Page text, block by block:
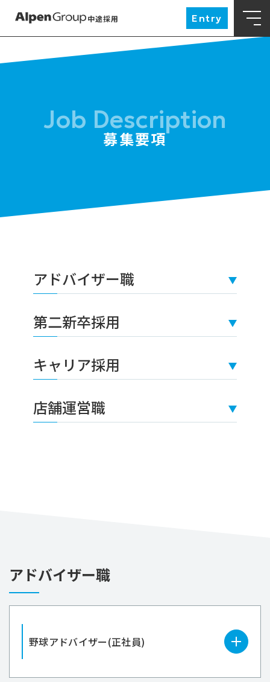
中途採用 Entry
募集要項
アドバイザー職
第二新卒採用
キャリア採用
店舗運営職
アドバイザー職
野球アドバイザー(正社員)